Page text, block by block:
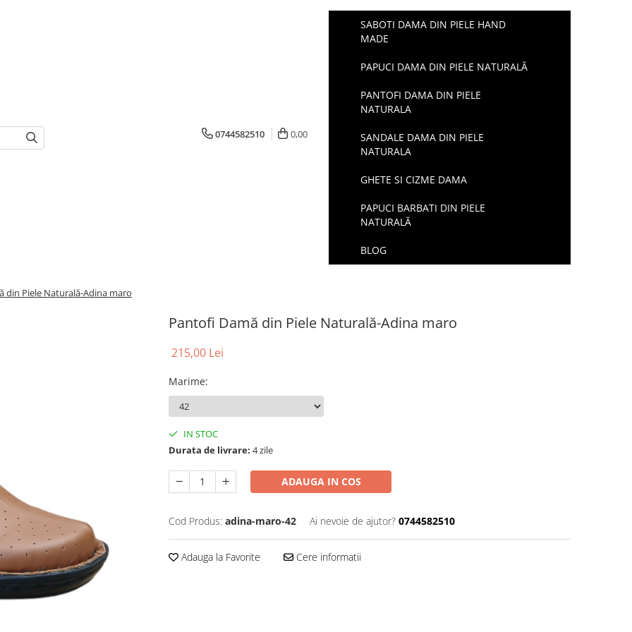
0744582510 0,00
SABOTI DAMA DIN PIELE HAND
MADE
PAPUCI DAMA DIN PIELE NATURALĂ
PANTOFI DAMA DIN PIELE
NATURALA
SANDALE DAMA DIN PIELE
NATURALA
GHETE SI CIZME DAMA
PAPUCI BARBATI DIN PIELE
NATURALĂ
BLOG
din Piele Naturală-Adina maro
Pantofi Damă din Piele Naturală-Adina maro
215,00 Lei
Marime:
IN STOC
Durata de livrare: 4 zile
ADAUGA IN COS
Cod Produs: adina-maro-42 Ai nevoie de ajutor? 0744582510
Adauga la Favorite Cere informatii